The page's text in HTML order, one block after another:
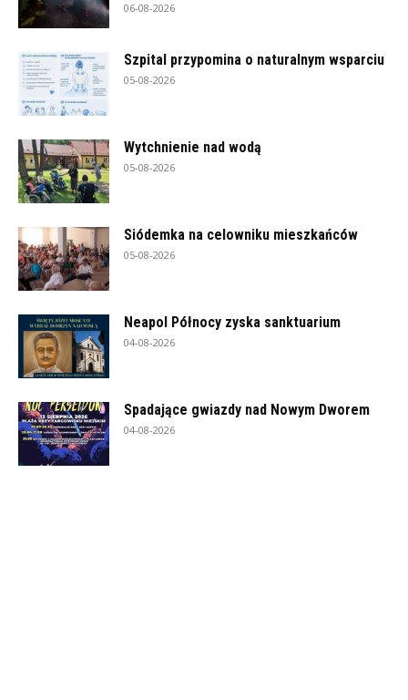
06-08-2026
Szpital przypomina o naturalnym wsparciu
05-08-2026
Wytchnienie nad wodą
05-08-2026
Siódemka na celowniku mieszkańców
05-08-2026
Neapol Północy zyska sanktuarium
04-08-2026
Spadające gwiazdy nad Nowym Dworem
04-08-2026